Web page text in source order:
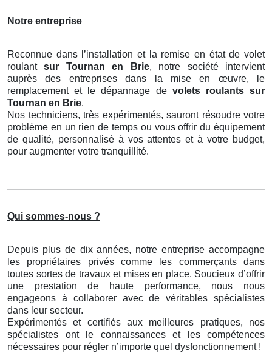
Notre entreprise
Reconnue dans l’installation et la remise en état de volet
roulantsur Tournan en Brie, notre société intervient
auprès des entreprises dans la mise en œuvre, le
remplacement et le dépannage de volets roulants sur
Tournan en Brie.
Nos techniciens, très expérimentés, sauront résoudre votre
problème en un rien de temps ou vous offrir du équipement
de qualité, personnalisé à vos attentes et à votre budget,
pour augmenter votre tranquillité.
Qui sommes-nous ?
Depuis plus de dix années, notre entreprise accompagne
les propriétaires privés comme les commerçants dans
toutes sortes de travaux et mises en place. Soucieux d’offrir
une prestation de haute performance, nous nous
engageons à collaborer avec de véritables spécialistes
dans leur secteur.
Expérimentés et certifiés aux meilleures pratiques, nos
spécialistes ont le connaissances et les compétences
nécessaires pour régler n’importe quel dysfonctionnement !